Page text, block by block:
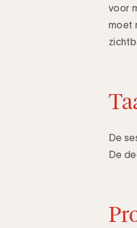
voor
moet
De
De